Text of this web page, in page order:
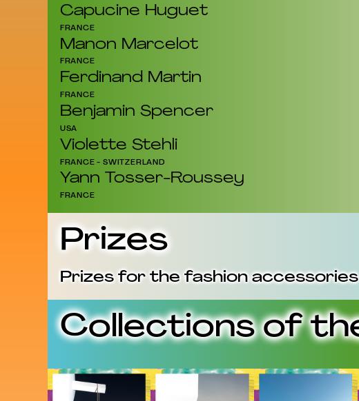
Capucine Huguet
FRANCE
Manon Marcelot
FRANCE
Ferdinand Martin
FRANCE
Benjamin Spencer
USA
Violette Stehli
FRANCE - SWITZERLAND
Yann Tosser-Roussey
FRANCE
Prizes
Prizes for the fashion
Collections of